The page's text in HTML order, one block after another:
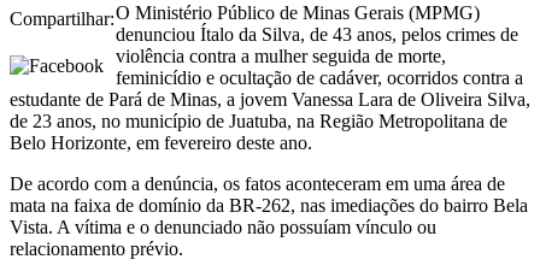
Compartilhar:O Ministério Público de Minas Gerais (MPMG)
denunciou Ítalo da Silva, de 43 anos, pelos crimes de
violência contra a mulher seguida de morte,
feminicídio e ocultação de cadáver, ocorridos contra a
estudante de Pará de Minas, a jovem Vanessa Lara de Oliveira Silva,
de 23 anos, no município de Juatuba, na Região Metropolitana de
Belo Horizonte, em fevereiro deste ano.
De acordo com a denúncia, os fatos aconteceram em uma área de
mata na faixa de domínio da BR-262, nas imediações do bairro Bela
Vista. A vítima e o denunciado não possuíam vínculo ou
relacionamento prévio.